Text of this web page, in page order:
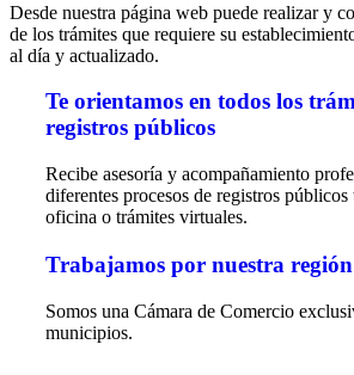
Desde nuestra página web puede realizar y
de los trámites que requiere su
al día y actualizado.
Te orientamos en todos los
registros públicos
Recibe asesoría y acompañamiento
diferentes procesos de registros públicos
oficina o trámites virtuales.
Trabajamos por nuestra región
Somos una Cámara de Comercio
municipios.